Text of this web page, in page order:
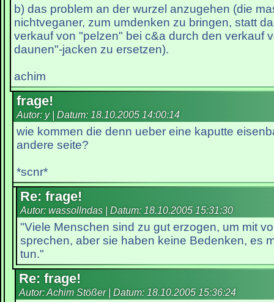
b) das problem an der wurzel anzugehen (die
nichtveganer, zum umdenken zu bringen, statt
verkauf von "pelzen" bei c&a durch den verkauf
daunen"-jacken zu ersetzen).
achim
frage!
Autor: y | Datum: 18.10.2005 14:00:14
wie kommen die denn ueber eine kaputte
andere seite?
*scnr*
Re: frage!
Autor: wassollndas | Datum: 18.10.2005 15:31:30
"Viele Menschen sind zu gut erzogen, um mit
sprechen, aber sie haben keine Bedenken, es
tun."
Re: frage!
Autor: Achim Stößer | Datum: 18.10.2005 15:36:24